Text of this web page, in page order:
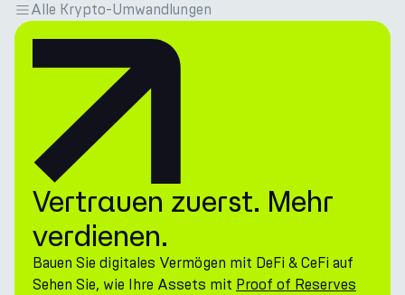
Alle Krypto-Umwandlungen
Vertrauen zuerst. Mehr
verdienen.
Bauen Sie digitales Vermögen mit DeFi & CeFi auf
Sehen Sie, wie Ihre Assets mit Proof of Reserves